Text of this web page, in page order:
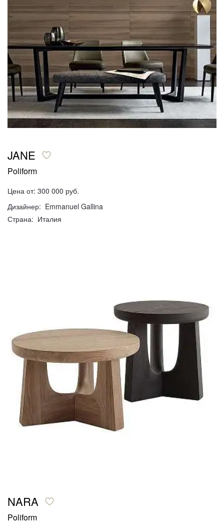
JANE
Poliform
Цена от: 300 000 руб.
Дизайнер: Emmanuel Gallina
Страна: Италия
NARA
Poliform